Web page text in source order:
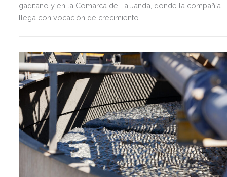
gaditano y en la Comarca de La Janda, donde la compañía
llega con vocación de crecimiento.